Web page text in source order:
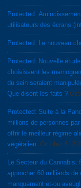
Protected: Amincissement prématuré du cortex chez les grands
utilisateurs des écrans
Protected: Le nouveau
Protected: Nouvelle
choisissent les
du sein seraient
Que disent les faits ?
Protected: Suite à la
millions de personnes
offrir le meilleur régime
végétalien. October 6,
Le Secteur du Cannabis,
approcher 60 milliards de
manquement et-ou